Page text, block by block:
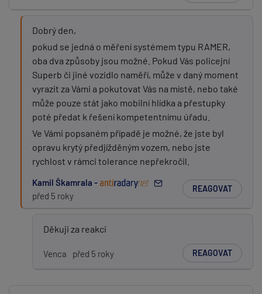
Dobrý den,
pokud se jedná o měření systémem typu RAMER,
oba dva způsoby jsou možné. Pokud Vás policejní
Superb či jiné vozidlo naměří, může v daný moment
vyrazit za Vámi a pokutovat Vás na místě, nebo také
může pouze stát jako mobilní hlídka a přestupky
poté předat k řešení kompetentnímu úřadu.
Ve Vámi popsaném případě je možné, že jste byl
opravu krytý předjížděným vozem, nebo jste
rychlost v rámci tolerance nepřekročil.
Kamil Škamrala -
před 5 roky
REAGOVAT
Děkuji za reakci
Venca před 5 roky REAGOVAT